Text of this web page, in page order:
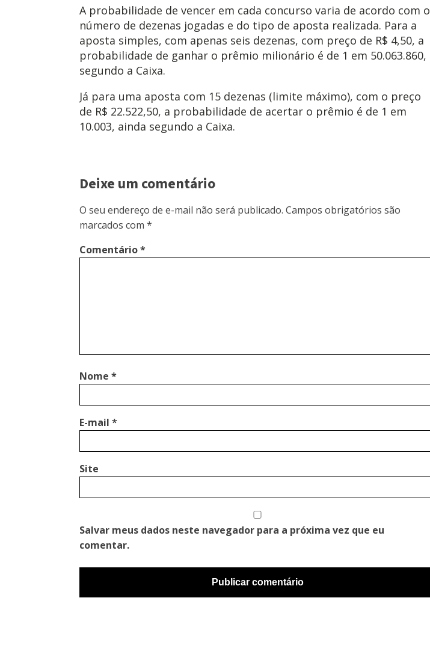
A probabilidade de vencer em cada concurso varia de acordo com o
número de dezenas jogadas e do tipo de aposta realizada. Para a
aposta simples, com apenas seis dezenas, com preço de R$ 4,50, a
probabilidade de ganhar o prêmio milionário é de 1 em 50.063.860,
segundo a Caixa.
Já para uma aposta com 15 dezenas (limite máximo), com o preço
de R$ 22.522,50, a probabilidade de acertar o prêmio é de 1 em
10.003, ainda segundo a Caixa.
Deixe um comentário
O seu endereço de e-mail não será publicado. Campos obrigatórios são
marcados com *
Comentário*
Nome *
E-mail *
Site
Salvar meus dados neste navegador para a próxima vez que eu
comentar.